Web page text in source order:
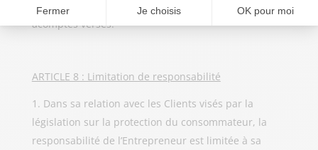
Fermer Je choisis OK pour moi
valeur seront imputées au Client et déduites des
acomptes versés.
ARTICLE 8 : Limitation de responsabilité
Dans sa relation avec les Clients visés par la
législation sur la protection du consommateur, la
responsabilité de l’Entrepreneur est limitée à sa